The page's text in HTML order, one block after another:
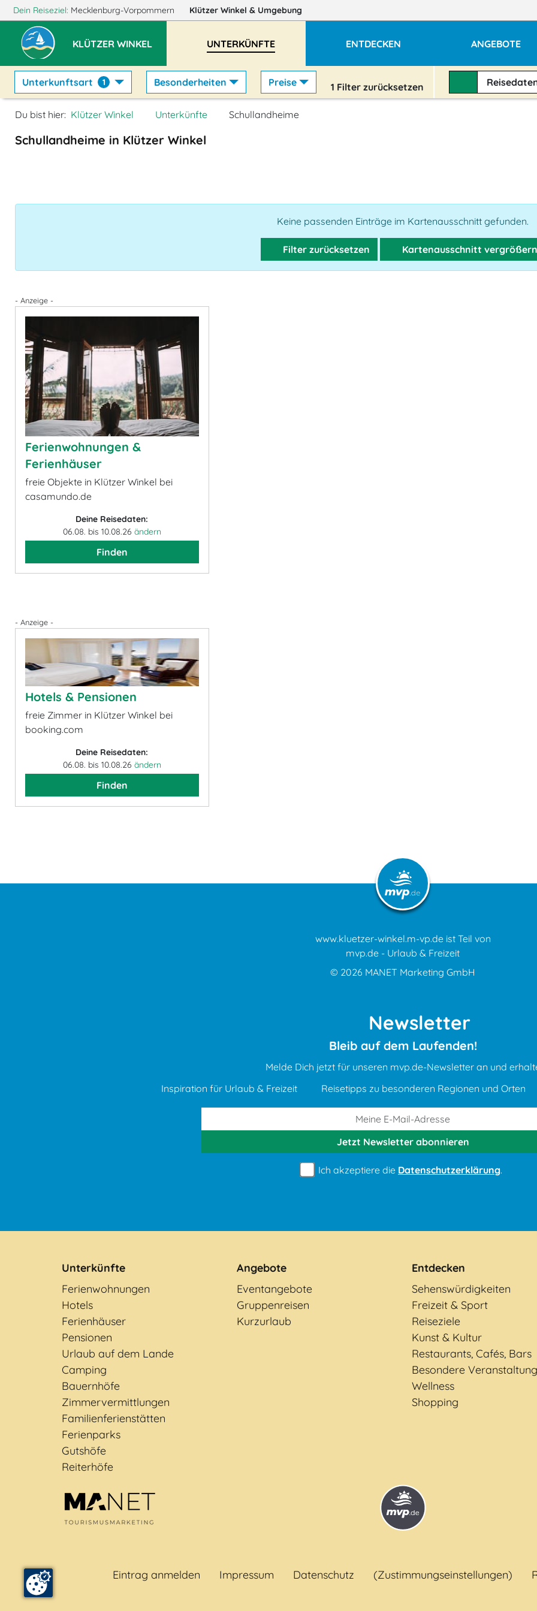
Dein Reiseziel: Mecklenburg-Vorpommern Klützer Winkel & Umgebung
KLÜTZER WINKEL UNTERKÜNFTE ENTDECKEN ANGEBOTE
Unterkunftsart 1 Besonderheiten Preise 1 Filter zurücksetzen
Du bist hier: Klützer Winkel Unterkünfte Schullandheime
Schullandheime in Klützer Winkel
Keine passenden Einträge im Kartenausschnitt gefunden.
Filter zurücksetzen Kartenausschnitt vergrößern
- Anzeige -
Ferienwohnungen &
Ferienhäuser
freie Objekte in Klützer Winkel bei
casamundo.de
Deine Reisedaten:
06.08. bis 10.08.26 ändern
Finden
- Anzeige -
Hotels & Pensionen
freie Zimmer in Klützer Winkel bei
booking.com
Deine Reisedaten:
06.08. bis 10.08.26 ändern
Finden
www.kluetzer-winkel.m-vp.de ist Teil von
mvp.de - Urlaub & Freizeit
© 2026 MANET Marketing GmbH
Newsletter
Bleib auf dem Laufenden!
Melde Dich jetzt für unseren mvp.de-Newsletter an und
Inspiration für Urlaub & Freizeit
Reisetipps zu besonderen Regionen und Orten
Jetzt Newsletterabonnieren
Ich akzeptiere die Datenschutzerklärung.
Unterkünfte
Ferienwohnungen
Hotels
Ferienhäuser
Pensionen
Urlaub auf dem Lande
Camping
Bauernhöfe
Zimmervermittlungen
Familienferienstätten
Ferienparks
Gutshöfe
Reiterhöfe
Angebote
Eventangebote
Gruppenreisen
Kurzurlaub
Entdecken
Sehenswürdigkeiten
Freizeit & Sport
Reiseziele
Kunst & Kultur
Restaurants, Cafés, Bars
Besondere
Wellness
Shopping
Eintrag anmelden Impressum Datenschutz (Zustimmungseinstellungen)